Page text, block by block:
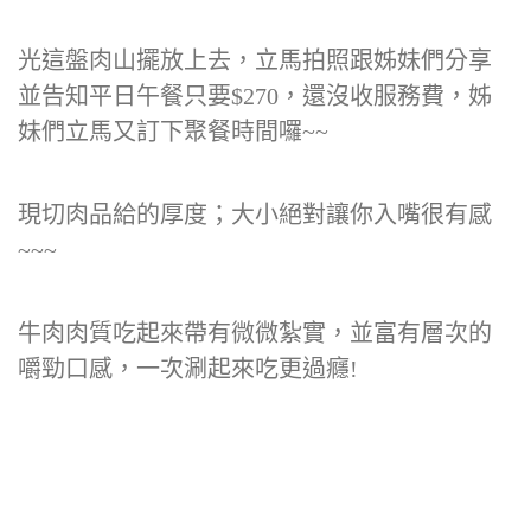
光這盤肉山擺放上去，立馬拍照跟姊妹們分享
並告知平日午餐只要$270，還沒收服務費，姊
妹們立馬又訂下聚餐時間囉~~
現切肉品給的厚度；大小絕對讓你入嘴很有感
~~~
牛肉肉質吃起來帶有微微紮實，並富有層次的
嚼勁口感，一次涮起來吃更過癮!